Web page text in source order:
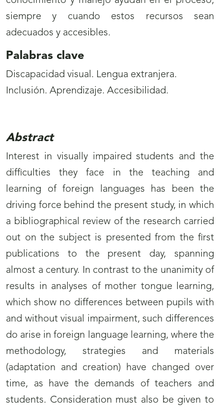
siempre y cuando estos recursos sean
adecuados y accesibles.
Palabras clave
Discapacidad visual. Lengua extranjera.
Inclusión. Aprendizaje. Accesibilidad.
Abstract
Interest in visually impaired students and the
difficulties they face in the teaching and
learning of foreign languages has been the
driving force behind the present study, in which
a bibliographical review of the research carried
out on the subject is presented from the first
publications to the present day, spanning
almost a century. In contrast to the unanimity of
results in analyses of mother tongue learning,
which show no differences between pupils with
and without visual impairment, such differences
do arise in foreign language learning, where the
methodology, strategies and materials
(adaptation and creation) have changed over
time, as have the demands of teachers and
students. Consideration must also be given to